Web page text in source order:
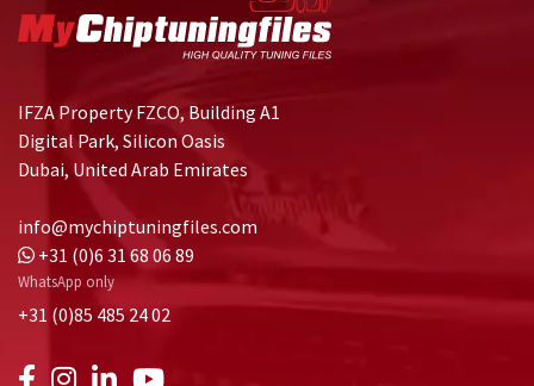
IFZA Property FZCO, Building A1
Digital Park, Silicon Oasis
Dubai, United Arab Emirates
info@mychiptuningfiles.com
+31 (0)6 31 68 06 89
WhatsApp only
+31 (0)85 485 24 02